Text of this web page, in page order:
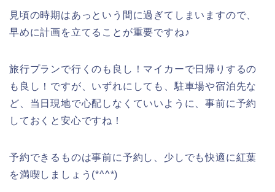
見頃の時期はあっという間に過ぎてしまいますので、
早めに計画を立てることが重要ですね♪
旅行プランで行くのも良し！マイカーで日帰りするの
も良し！ですが、いずれにしても、駐車場や宿泊先な
ど、当日現地で心配しなくていいように、事前に予約
しておくと安心ですね！
予約できるものは事前に予約し、少しでも快適に紅葉
を満喫しましょう(*^^*)